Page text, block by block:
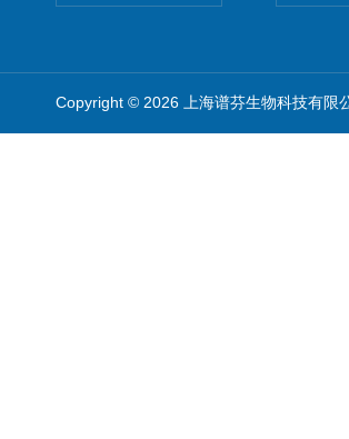
Copyright © 2026 上海谱芬生物科技有限